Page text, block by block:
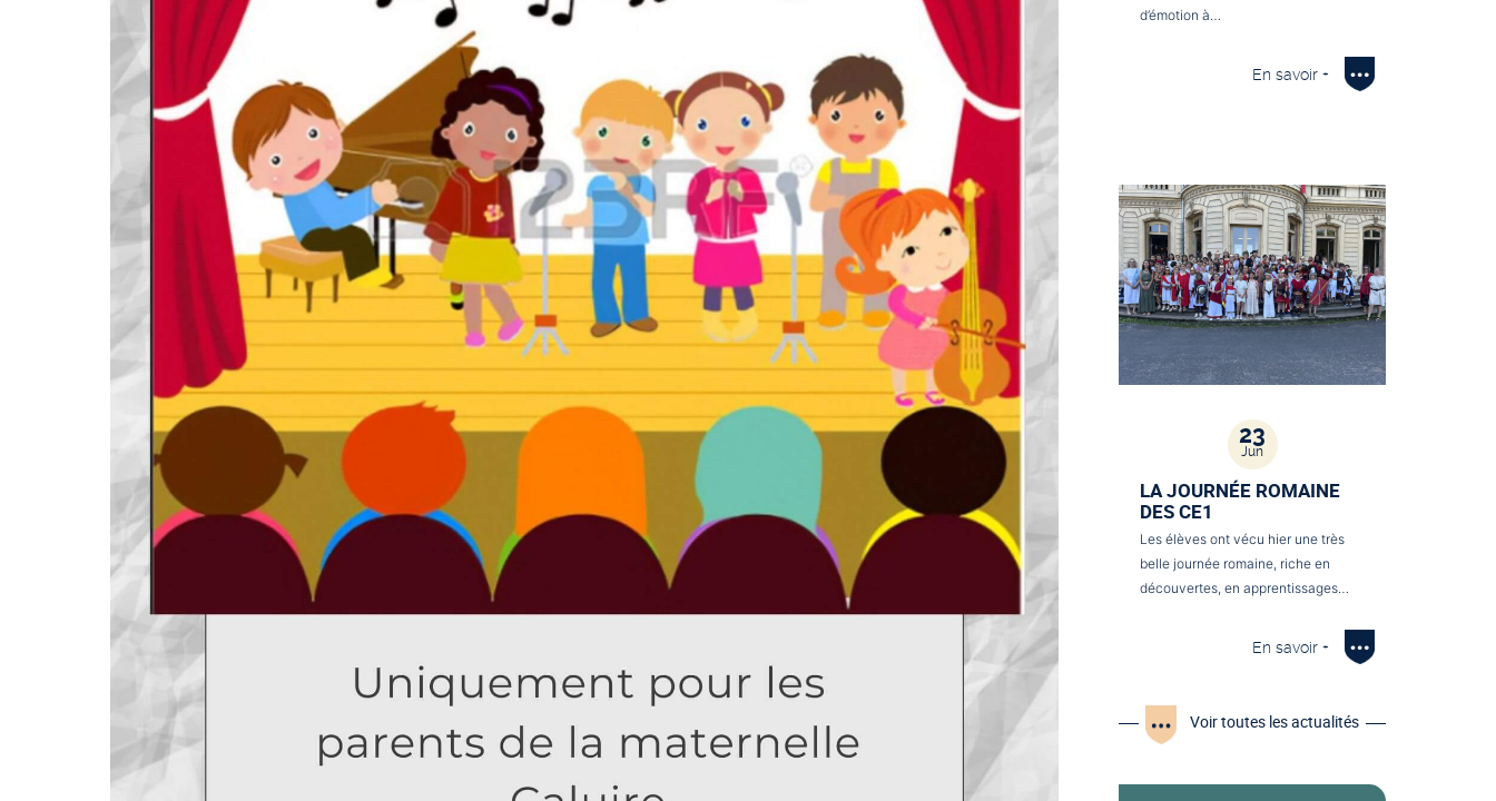
d’émotion à…
En savoir +
23
Jun
LA JOURNÉE ROMAINE
DES CE1
Les élèves ont vécu hier une très
belle journée romaine, riche en
découvertes, en apprentissages…
En savoir +
Voir toutes les actualités